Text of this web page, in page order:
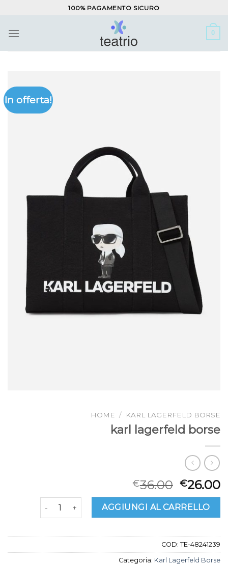
contenuti
100% PAGAMENTO SICURO
0
In offerta!
HOME / KARL LAGERFELD BORSE
karl lagerfeld borse
€36.00 €26.00
karl lagerfeld borse quantitàAGGIUNGI AL CARRELLO
COD: TE-48241239
Categoria: Karl Lagerfeld Borse